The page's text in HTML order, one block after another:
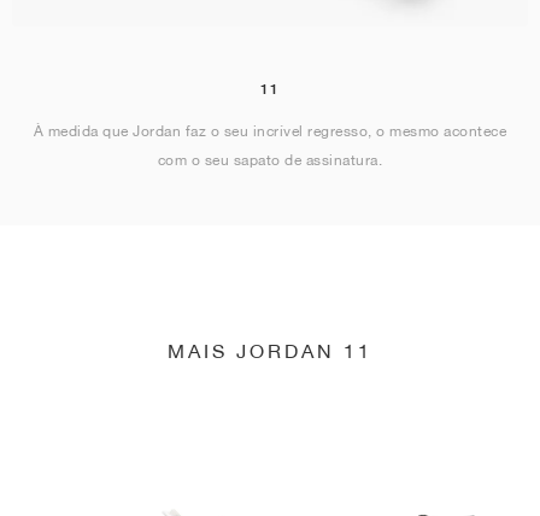
11
À medida que Jordan faz o seu incrível regresso, o mesmo acontece
com o seu sapato de assinatura.
MAIS JORDAN 11